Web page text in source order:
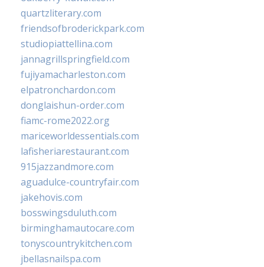
quartzliterary.com
friendsofbroderickpark.com
studiopiattellina.com
jannagrillspringfield.com
fujiyamacharleston.com
elpatronchardon.com
donglaishun-order.com
fiamc-rome2022.org
mariceworldessentials.com
lafisheriarestaurant.com
915jazzandmore.com
aguadulce-countryfair.com
jakehovis.com
bosswingsduluth.com
birminghamautocare.com
tonyscountrykitchen.com
jbellasnailspa.com